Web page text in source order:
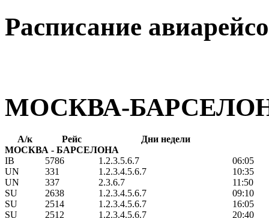
Расписание
МОСКВА-
А/к Рейс
Дни недели
МОСКВА - БАРСЕЛОНА
IB
5786 1.2.3.5.6.7
06:05
UN
331 1.2.3.4.5.6.7
10:35
UN
337 2.3.6.7
11:50
SU
2638 1.2.3.4.5.6.7
09:10
SU
2514 1.2.3.4.5.6.7
16:05
SU
2512 1.2.3.4.5.6.7
20:40